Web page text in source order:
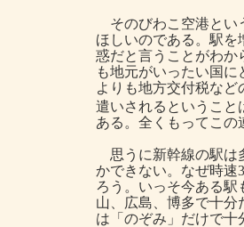
そのびわこ空港とい
ほしいのである。駅
惑だと言うことがわか
も地元がいったい国
よりも地方交付税な
遣いされるということ
ある。全くもってこの
思うに新幹線の駅は
かできない。なぜ時速
ろう。いっそ今ある
山、広島、博多で十
は「のぞみ」だけで